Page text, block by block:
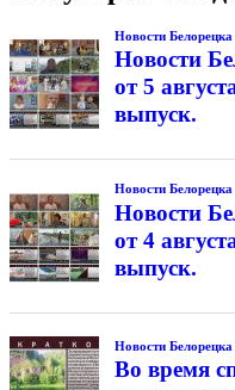
Новости
Новости
от 5
выпуск.
Новости
Новости
от 4
выпуск.
Новости
Во время